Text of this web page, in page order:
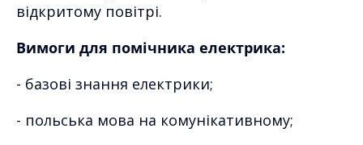
відкритому повітрі.
Вимоги для помічника електрика:
- базові знання електрики;
- польська мова на комунікативному;